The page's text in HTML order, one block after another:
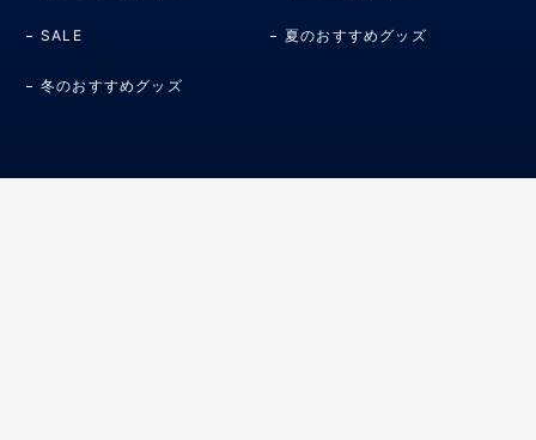
SALE 夏のおすすめグッズ
冬のおすすめグッズ